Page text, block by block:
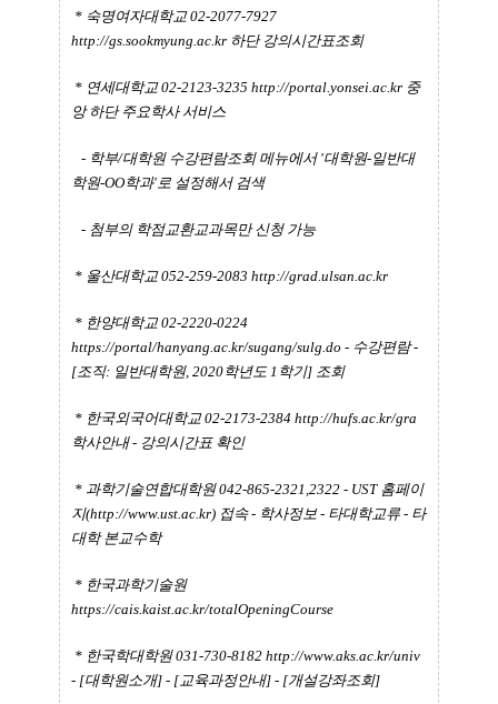
* 숙명여자대학교 02-2077-7927
http://gs.sookmyung.ac.kr 하단 강의시간표조회
* 연세대학교 02-2123-3235 http://portal.yonsei.ac.kr 중
앙 하단 주요학사 서비스
- 학부/대학원 수강편람조회 메뉴에서 '대학원-일반대
학원-OO학과'로 설정해서 검색
- 첨부의 학점교환교과목만 신청 가능
* 울산대학교 052-259-2083 http://grad.ulsan.ac.kr
* 한양대학교 02-2220-0224
https://portal/hanyang.ac.kr/sugang/sulg.do - 수강편람 -
[조직: 일반대학원, 2020학년도 1학기] 조회
* 한국외국어대학교 02-2173-2384 http://hufs.ac.kr/gra
학사안내 - 강의시간표 확인
* 과학기술연합대학원 042-865-2321,2322 - UST 홈페이
지(http://www.ust.ac.kr) 접속 - 학사정보 - 타대학교류 - 타
대학 본교수학
* 한국과학기술원
https://cais.kaist.ac.kr/totalOpeningCourse
* 한국학대학원 031-730-8182 http://www.aks.ac.kr/univ
- [대학원소개] - [교육과정안내] - [개설강좌조회]